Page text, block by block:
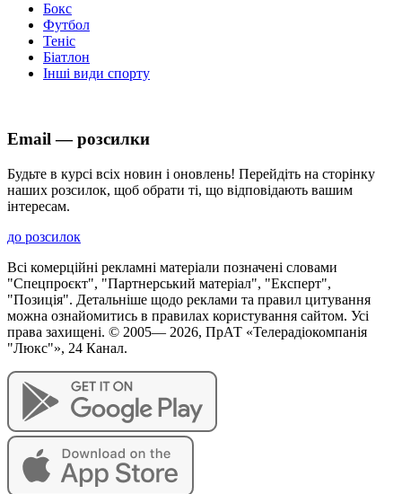
Бокс
Футбол
Теніс
Біатлон
Інші види спорту
Email — розсилки
Будьте в курсі всіх новин і оновлень! Перейдіть на сторінку
наших розсилок, щоб обрати ті, що відповідають вашим
інтересам.
до розсилок
Всі комерційні рекламні матеріали позначені словами
"Спецпроєкт", "Партнерський матеріал", "Експерт",
"Позиція". Детальніше щодо реклами та правил цитування
можна ознайомитись в правилах користування сайтом. Усі
права захищені. © 2005— 2026, ПрАТ «Телерадіокомпанія
"Люкс"», 24 Канал.